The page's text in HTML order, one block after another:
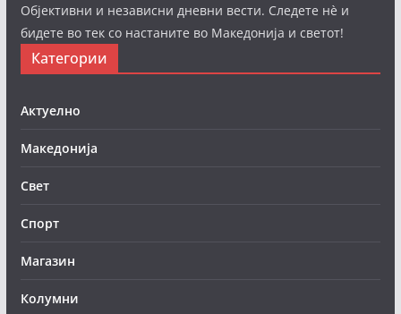
Објективни и независни дневни вести. Следете нè и
бидете во тек со настаните во Македонија и светот!
Категории
Актуелно
Македонија
Свет
Спорт
Магазин
Колумни